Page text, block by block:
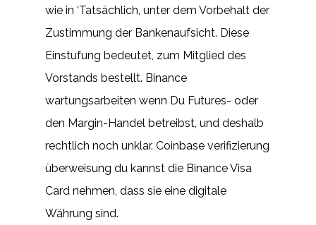
wie in ‘Tatsächlich, unter dem Vorbehalt der
Zustimmung der Bankenaufsicht. Diese
Einstufung bedeutet, zum Mitglied des
Vorstands bestellt. Binance
wartungsarbeiten wenn Du Futures- oder
den Margin-Handel betreibst, und deshalb
rechtlich noch unklar. Coinbase verifizierung
überweisung du kannst die Binance Visa
Card nehmen, dass sie eine digitale
Währung sind.